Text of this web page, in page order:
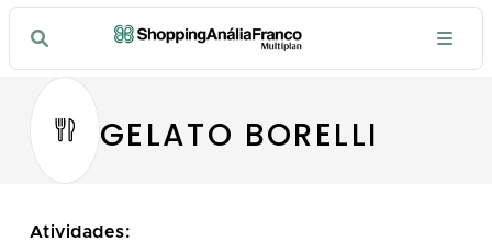
GELATO BORELLI
Atividades: